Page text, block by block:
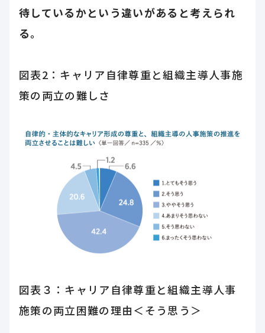
待しているかという違いがあると考えられ
る。
図表2：キャリア自律尊重と組織主導人事施
策の両立の難しさ
図表３：キャリア自律尊重と組織主導人事
施策の両立困難の理由＜そう思う＞